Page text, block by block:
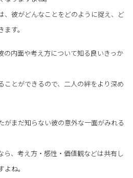
、彼がどんなことをどのように捉え、ど
す。
の内面や考え方について知る良いきっか
ことができるので、二人の絆をより深め
がまだ知らない彼の意外な一面がみれる
ら、考え方・感性・価値観などは共有し
ね。